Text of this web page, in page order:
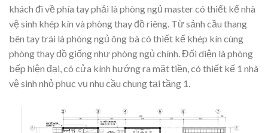
khách đi về phía tay phải là phòng ngủ master có thiết kế nhà
vệ sinh khép kín và phòng thay đồ riêng. Từ sảnh cầu thang
bên tay trái là phòng ngủ ông bà có thiết kế khép kín cùng
phòng thay đồ giống như phòng ngủ chính. Đối diện là phòng
bếp hiện đại, có cửa kính hướng ra mặt tiền, có thiết kế 1 nhà
vệ sinh nhỏ phục vụ nhu cầu chung tại tầng 1.